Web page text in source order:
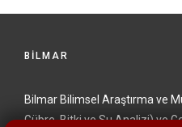
BİLMAR
Bilmar Bilimsel Araştırma ve
Gübre, Bitki ve Su Analizi) ve